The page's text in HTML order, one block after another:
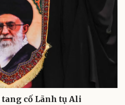
tang cố Lãnh tụ Ali